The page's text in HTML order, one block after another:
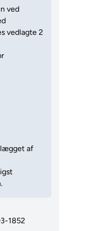
ved
vedlagte 2
af
1852